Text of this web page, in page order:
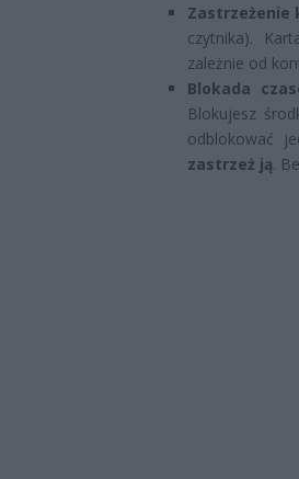
Zastrzeżenie
czytnika).
zależnie od
Blokada
Blokujesz
odblokować
zastrzeż ją.